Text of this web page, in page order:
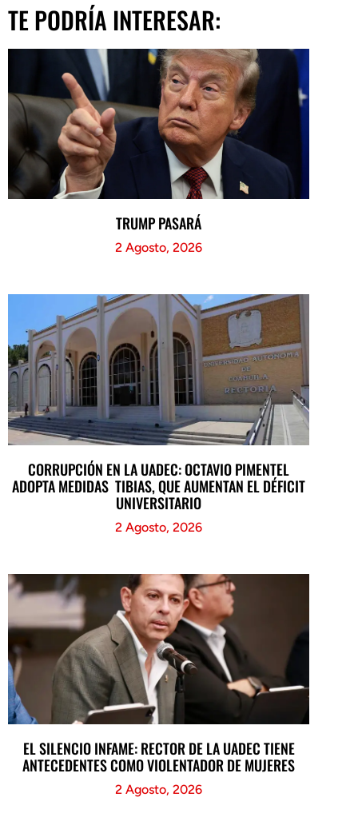
TE PODRÍA INTERESAR:
TRUMP PASARÁ
2 Agosto, 2026
CORRUPCIÓN EN LA UADEC: OCTAVIO PIMENTEL
ADOPTA MEDIDAS TIBIAS, QUE AUMENTAN EL DÉFICIT
UNIVERSITARIO
2 Agosto, 2026
EL SILENCIO INFAME: RECTOR DE LA UADEC TIENE
ANTECEDENTES COMO VIOLENTADOR DE MUJERES
2 Agosto, 2026